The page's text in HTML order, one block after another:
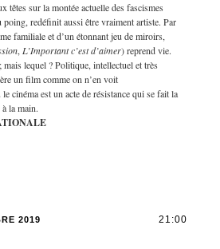
têtes sur la montée actuelle des fascismes
poing, redéfinit aussi être vraiment artiste. Par
familiale et d’un étonnant jeu de miroirs,
, L’Important c’est d’aimer) reprend vie.
lequel ? Politique, intellectuel et très
un film comme on n’en voit
cinéma est un acte de résistance qui se fait la
la main.
2019 21:00